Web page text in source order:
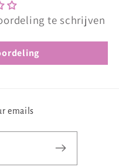
te schrijven
emails